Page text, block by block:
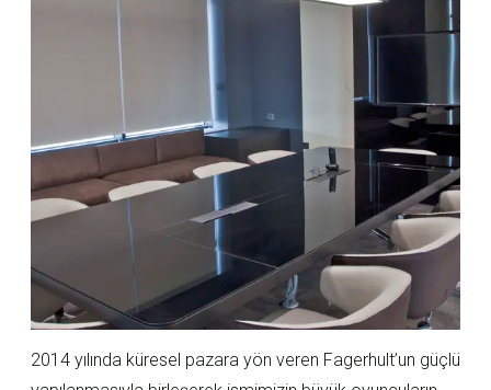
2014 yılında küresel pazara yön veren Fagerhult’un güçlü